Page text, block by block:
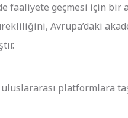
faaliyete geçmesi için
Avrupa’daki
platformlara